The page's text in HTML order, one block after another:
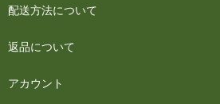
配送方法について
返品について
アカウント